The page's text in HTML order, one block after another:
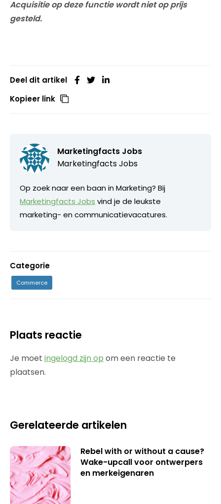
Acquisitie op deze functie wordt niet op prijs
gesteld.
Deel dit artikel
Kopieer link
Marketingfacts Jobs
Marketingfacts Jobs
Op zoek naar een baan in Marketing? Bij
Marketingfacts Jobs vind je de leukste
marketing- en communicatievacatures.
Categorie
Commerce
Plaats reactie
Je moet ingelogd zijn op om een reactie te
plaatsen.
Gerelateerde artikelen
Rebel with or without a cause?
Wake-upcall voor ontwerpers
en merkeigenaren